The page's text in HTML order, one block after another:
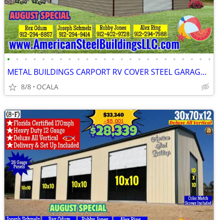
• • • • • • • • • • • • • • • • • • • • • • • •
METAL BUILDINGS CARPORT RV COVER STEEL GARAGE POLE BARN METAL BUILDING
8/8 OCALA